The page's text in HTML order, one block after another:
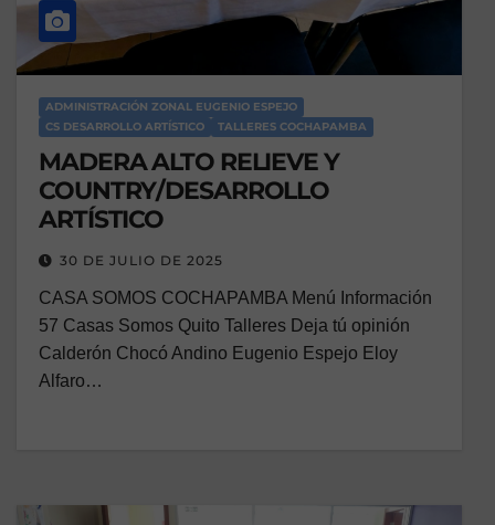
ADMINISTRACIÓN ZONAL EUGENIO ESPEJO
CS DESARROLLO ARTÍSTICO
TALLERES COCHAPAMBA
MADERA ALTO RELIEVE Y
COUNTRY/DESARROLLO
ARTÍSTICO
30 DE JULIO DE 2025
CASA SOMOS COCHAPAMBA Menú Información
57 Casas Somos Quito Talleres Deja tú opinión
Calderón Chocó Andino Eugenio Espejo Eloy
Alfaro…